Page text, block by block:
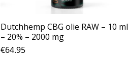
Dutchhemp CBG olie RAW – 10 ml
– 20% – 2000 mg
€64.95